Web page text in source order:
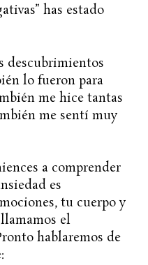
has estado
descubrimientos
lo fueron para
me hice tantas
me sentí muy
a comprender
es
tu cuerpo y
el
hablaremos de